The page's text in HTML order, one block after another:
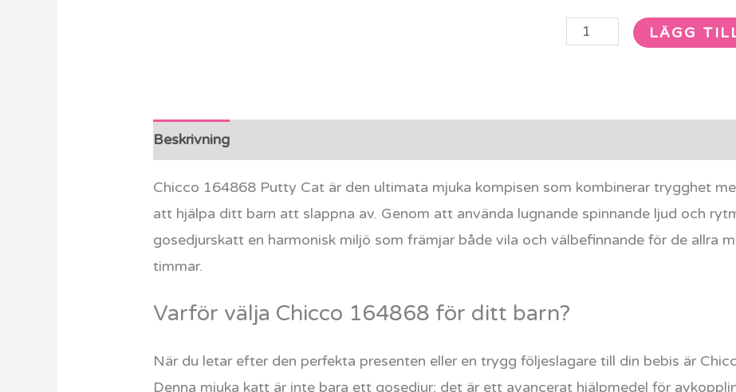
LÄGG
Beskrivning
Chicco 164868 Putty Cat är den ultimata mjuka kompisen som kombinerar trygghet
att hjälpa ditt barn att slappna av. Genom att använda lugnande spinnande ljud och
gosedjurskatt en harmonisk miljö som främjar både vila och välbefinnande för de allra
timmar.
Varför välja Chicco 164868 för ditt barn?
När du letar efter den perfekta presenten eller en trygg följeslagare till din bebis är
Denna mjuka katt är inte bara ett gosedjur; det är ett avancerat hjälpmedel för